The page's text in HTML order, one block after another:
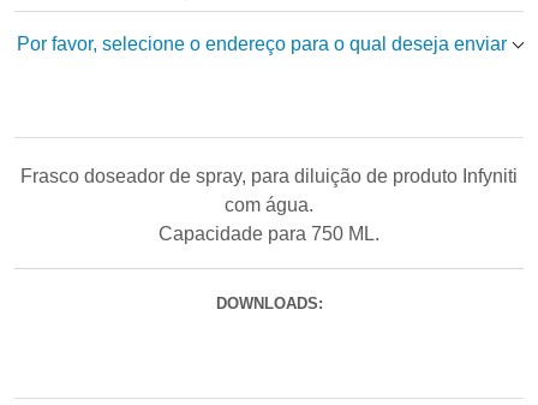
Por favor, selecione o endereço para o qual deseja enviar
Frasco doseador de spray, para diluição de produto Infyniti
com água.
Capacidade para 750 ML.
DOWNLOADS: